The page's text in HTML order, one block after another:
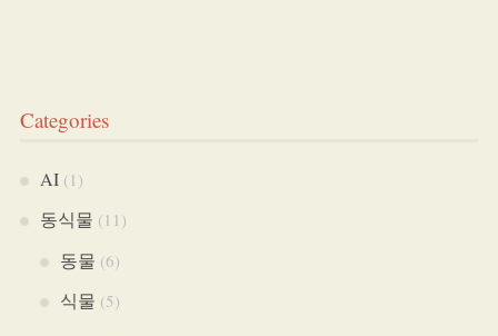
Categories
AI(1)
동식물 (11)
동물 (6)
식물 (5)